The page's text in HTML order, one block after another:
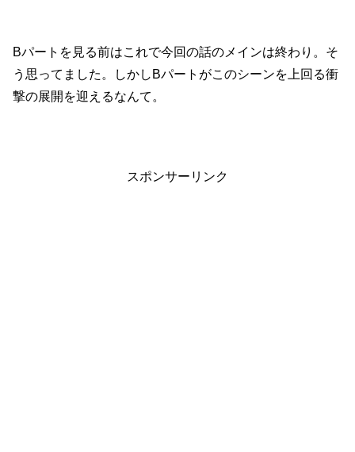
Bパートを見る前はこれで今回の話のメインは終わり。そ
う思ってました。しかしBパートがこのシーンを上回る衝
撃の展開を迎えるなんて。
スポンサーリンク